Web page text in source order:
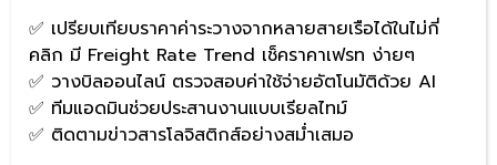
✅ เปรียบเทียบราคาค่าระวางจากหลายสายเรือได้ในไม่กี่
คลิก มี Freight Rate Trend เช็คราคาเฟรท ง่ายๆ
✅ วางบิลออนไลน์ ตรวจสอบค่าใช้จ่ายอัตโนมัติด้วย AI
✅ ทีมแอดมินช่วยประสานงานแบบเรียลไทม์
✅ ติดตามข่าวสารโลจิสติกส์อย่างสม่ำเสมอ